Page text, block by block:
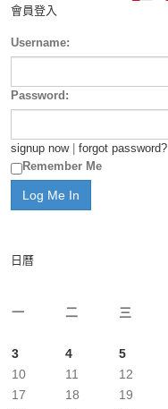
會員登入
Username:
Password:
signup now| forgot password?
Remember Me
日曆
一
二 三
3
4 5
10
11 12
17
18 19